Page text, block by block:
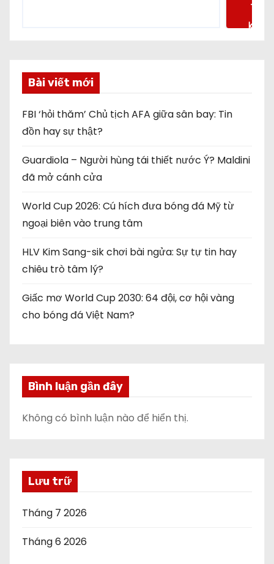
Tìm
kiếm
Bài viết mới
FBI ‘hỏi thăm’ Chủ tịch AFA giữa sân bay: Tin
đồn hay sự thật?
Guardiola – Người hùng tái thiết nước Ý? Maldini
đã mở cánh cửa
World Cup 2026: Cú hích đưa bóng đá Mỹ từ
ngoại biên vào trung tâm
HLV Kim Sang-sik chơi bài ngửa: Sự tự tin hay
chiêu trò tâm lý?
Giấc mơ World Cup 2030: 64 đội, cơ hội vàng
cho bóng đá Việt Nam?
Bình luận gần đây
Không có bình luận nào để hiển thị.
Lưu trữ
Tháng 7 2026
Tháng 6 2026